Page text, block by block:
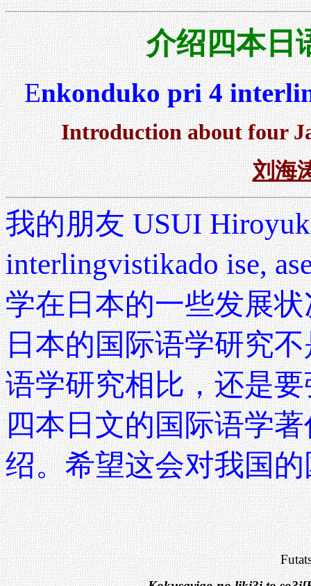
介绍四本日
Enkonduko pri 4
Introduction about four
刘海
我的朋友USUI
interlingvistikado ise,
学在日本的一些发展
日本的国际语学研究
语学研究相比，还是
四本日文的国际语学
绍。希望这会对我国